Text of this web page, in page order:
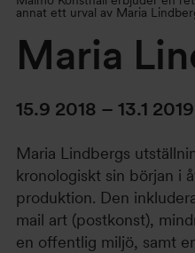
annat ett urval av Maria
Maria
15.9 2018 – 13.1 2019
Maria Lindbergs
kronologiskt sin början i
produktion. Den
mail art (postkonst),
en offentlig miljö, samt